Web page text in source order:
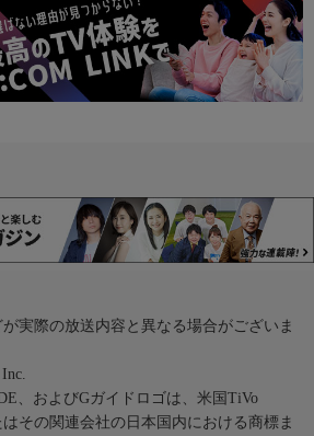
実際の放送内容と異なる場合がございま
、およびGガイドロゴは、米国TiVo
その関連会社の日本国内における商標ま